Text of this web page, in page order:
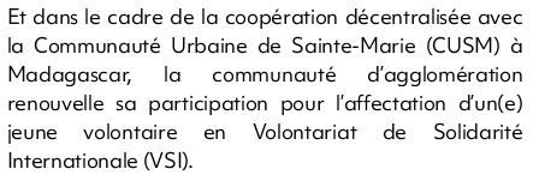
Et dans le cadre de la coopération décentralisée avec
la Communauté Urbaine de Sainte-Marie (CUSM) à
Madagascar, la communauté d’agglomération
renouvelle sa participation pour l’affectation d’un(e)
jeune volontaire en Volontariat de Solidarité
Internationale (VSI).